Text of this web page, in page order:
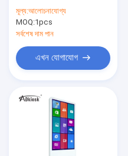
Screen Totem Digital
Signage
মূল্য:আলোচনাযোগ্য
MOQ:1pcs
সর্বশেষ দাম পান
এখন যোগাযোগ